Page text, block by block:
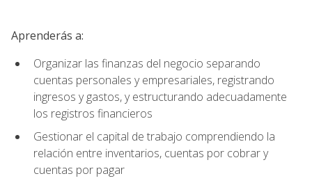
Aprenderás a:
Organizar las finanzas del negocio separando
cuentas personales y empresariales, registrando
ingresos y gastos, y estructurando adecuadamente
los registros financieros
Gestionar el capital de trabajo comprendiendo la
relación entre inventarios, cuentas por cobrar y
cuentas por pagar